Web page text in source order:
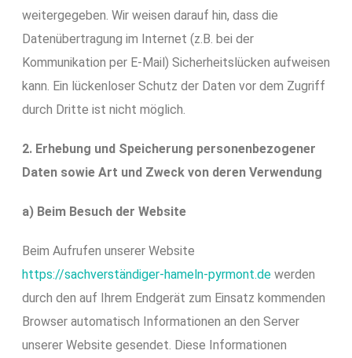
weitergegeben. Wir weisen darauf hin, dass die
Datenübertragung im Internet (z.B. bei der
Kommunikation per E-Mail) Sicherheitslücken aufweisen
kann. Ein lückenloser Schutz der Daten vor dem Zugriff
durch Dritte ist nicht möglich.
2. Erhebung und Speicherung personenbezogener
Daten sowie Art und Zweck von deren Verwendung
a) Beim Besuch der Website
Beim Aufrufen unserer Website
https://sachverständiger-hameln-pyrmont.dewerden
durch den auf Ihrem Endgerät zum Einsatz kommenden
Browser automatisch Informationen an den Server
unserer Website gesendet. Diese Informationen